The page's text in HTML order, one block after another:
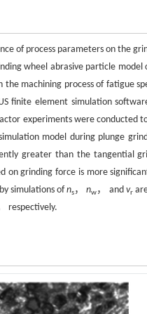
of process parameters on the
wheel abrasive particle
the machining process of fatigue
finite element simulation
experiments were conducted
model during plunge
greater than the tangential
on grinding force is more
simulations ofns，nw， and vr
respectively.